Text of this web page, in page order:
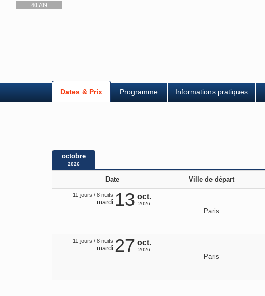
40 709
Dates & Prix Programme Informations pratiques
octobre
2026
Date Ville de départ
11 jours / 8 nuits
mardi 13 oct.
2026
Paris
11 jours / 8 nuits
mardi 27 oct.
2026
Paris